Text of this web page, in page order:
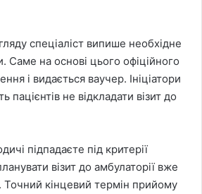
спеціаліст випише необхідне
Саме на основі цього офіційного
і видається ваучер. Ініціатори
пацієнтів не відкладати візит до
підпадаєте під критерії
візит до амбулаторії вже
кінцевий термін прийому